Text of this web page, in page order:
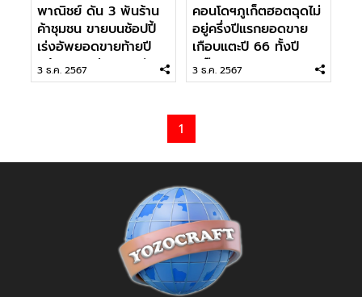
พาณิชย์ ดัน 3 พันร้าน
ค้าชุมชน ขายบนช้อปปี้
เร่งอัพยอดขายท้ายปี
พร้อมแจกส่วนลดเพียบ
3 ธ.ค. 2567
คอนโดฯภูเก็ตฮอตฉุดไม่
อยู่ครึ่งปีแรกยอดขาย
เกือบแตะปี 66 ทั้งปี
‘แค๊ปสโตน’ โดดแจม
3 ธ.ค. 2567
1